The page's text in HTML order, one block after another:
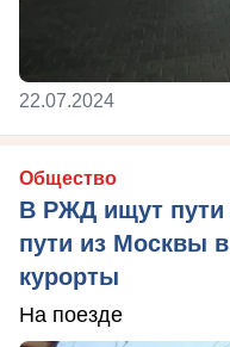
22.07.2024
Общество
В РЖД ищут пути
пути из Москвы
курорты
На поезде